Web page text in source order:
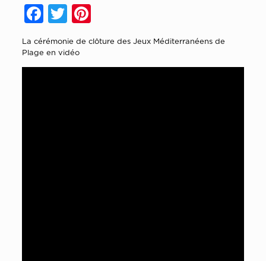
Facebook
TwitterPinterest
La cérémonie de clôture des Jeux Méditerranéens de
Plage en vidéo